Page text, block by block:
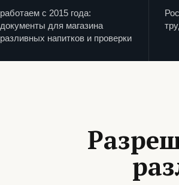
работаем с 2015 года:
документы для магазина
разливных напитков и проверки